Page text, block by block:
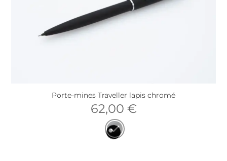
Porte-mines Traveller lapis chromé
62,00 €